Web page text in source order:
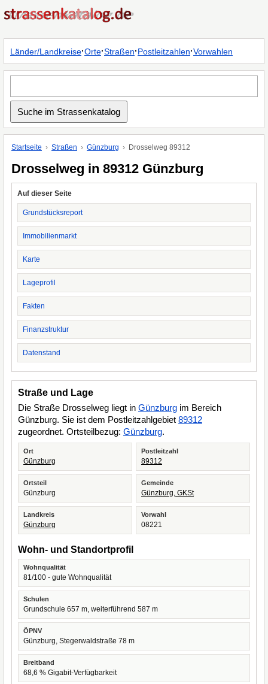
Länder/Landkreise·Orte·Straßen·Postleitzahlen·Vorwahlen
Startseite Straßen Günzburg Drosselweg 89312
Drosselweg in 89312 Günzburg
Auf dieser Seite
Grundstücksreport
Immobilienmarkt
Karte
Lageprofil
Fakten
Finanzstruktur
Datenstand
Straße und Lage
Die Straße Drosselweg liegt in Günzburg im Bereich
Günzburg. Sie ist dem Postleitzahlgebiet 89312
zugeordnet. Ortsteilbezug: Günzburg.
Ort
Günzburg
Postleitzahl
89312
Ortsteil
Günzburg
Gemeinde
Günzburg, GKSt
Landkreis
Günzburg
Vorwahl
08221
Wohn- und Standortprofil
Wohnqualität
81/100 - gute Wohnqualität
Schulen
Grundschule 657 m, weiterführend 587 m
ÖPNV
Günzburg, Stegerwaldstraße 78 m
Breitband
68,6 % Gigabit-Verfügbarkeit